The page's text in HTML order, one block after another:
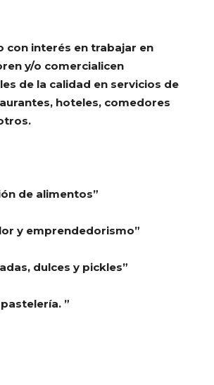
con interés en trabajar en
y/o comercialicen
de la calidad en servicios de
hoteles, comedores
de alimentos”
y emprendedorismo”
dulces y pickles”
”